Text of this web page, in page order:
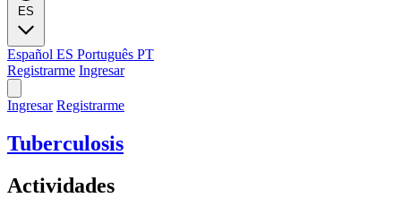
ES
Español ES Português PT
Registrarme Ingresar
Ingresar Registrarme
Tuberculosis
Actividades